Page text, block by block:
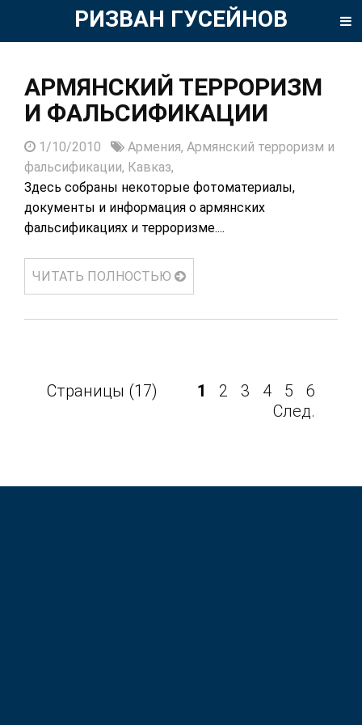
РИЗВАН ГУСЕЙНОВ
АРМЯНСКИЙ ТЕРРОРИЗМ
И ФАЛЬСИФИКАЦИИ
1/10/2010 Армения, Армянский терроризм и
фальсификации, Кавказ,
Здесь собраны некоторые фотоматериалы,
документы и информация о армянских
фальсификациях и терроризме....
ЧИТАТЬ ПОЛНОСТЬЮ
Страницы (17) 1 2 3 4 5
6
След.